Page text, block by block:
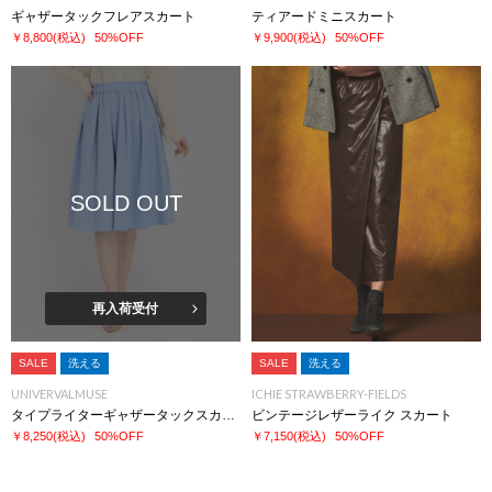
ギャザータックフレアスカート
￥8,800(税込) 50%OFF
ティアードミニスカート
￥9,900(税込) 50%OFF
SOLD OUT
再入荷受付
SALE 洗える
UNIVERVALMUSE
￥8,250(税込) 50%OFF
SALE 洗える
ICHIE STRAWBERRY-FIELDS
ビンテージレザーライク スカート
￥7,150(税込) 50%OFF